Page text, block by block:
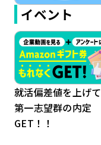
イベント
就活偏差値を上げて
第一志望群の内定
GET！！